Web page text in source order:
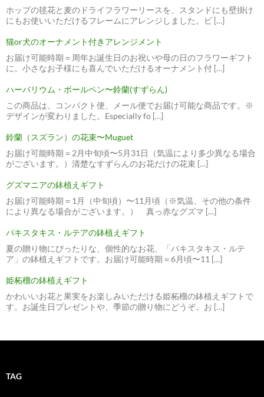
ホップの毬花と麦のドライフラワーリースを、スタンドにも壁掛け
にもお使いいただけるフレームにアレンジしました。ビ […]
猫or犬のオーナメント付きアレンジメント
お届け可能時期＝周年お誕生日のお祝いや母の日のフラワーギフト
に。小さなお子様にも喜んでいただけるオーナメント付 […]
ハーバリウム・ボールペン〜鈴蘭(すずらん)
この商品は、コンパクト便、メール便でお届け可能な商品です。※
デザインが変わりました。Especially fo […]
鈴蘭（スズラン）の花束〜Muguet
お届け可能時期＝2月中旬頃〜5月31日（気温により多少異なる場合
がございます。）清楚なすずらんのお花だけの花束 […]
グズマニアの鉢植えギフト
お届け可能時期＝1月（中旬頃）〜11月頃（※気温、その他の条件
により異なる場合がございます。） 真っ赤なグズマ […]
パキスタキス・ルテアの鉢植えギフト
夏の贈り物にぴったりな、個性的なお花、「パキスタキス・ルテ
ア」の鉢植えギフトです。お届け可能時期＝6月頃〜11 […]
姫柘榴の鉢植えギフト
かわいいお花と果実をお楽しみいただける姫柘榴の鉢植えギフトで
す。お誕生日プレゼントや、季節の贈り物にどうぞ。お […]
TAG